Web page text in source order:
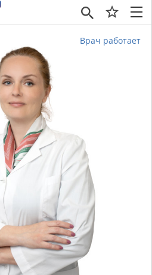
×
Врач работает